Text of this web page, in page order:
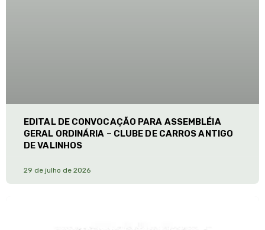
EDITAL DE CONVOCAÇÃO PARA ASSEMBLÉIA
GERAL ORDINÁRIA – CLUBE DE CARROS ANTIGO
DE VALINHOS
29 de julho de 2026